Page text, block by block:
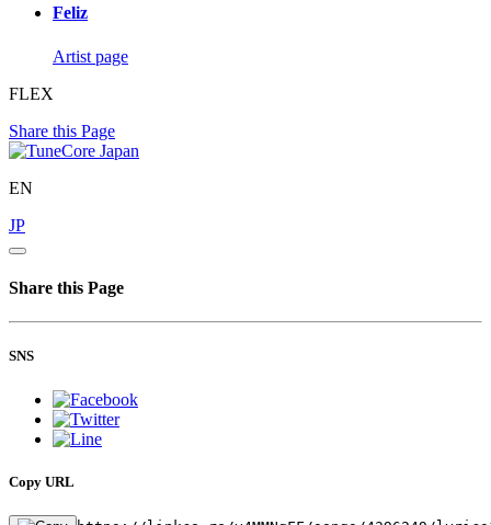
Feliz
Artist page
FLEX
Share this Page
EN
JP
Share this Page
SNS
Copy URL